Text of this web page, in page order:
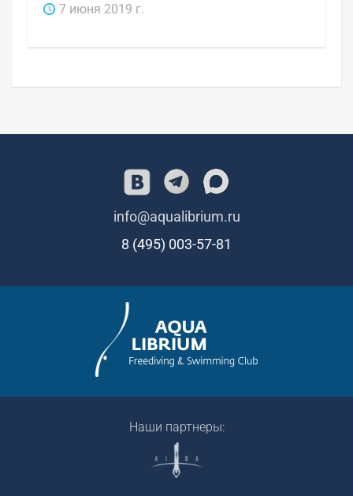
7 июня 2019 г.
info@aqualibrium.ru
8 (495) 003-57-81
Наши партнеры: